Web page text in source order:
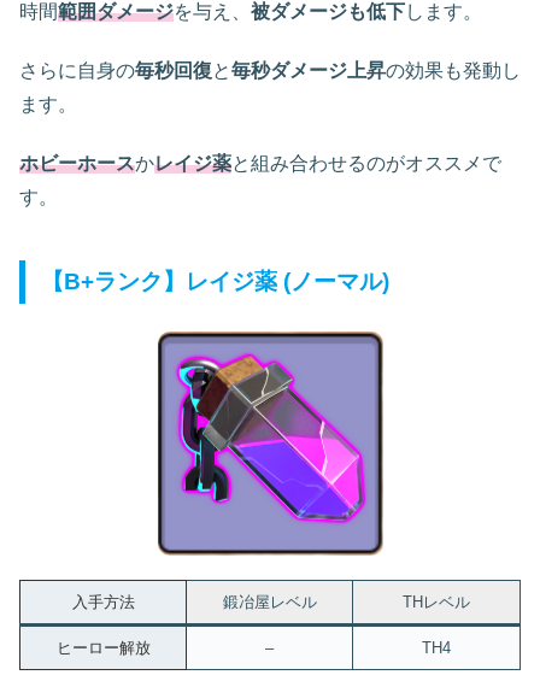
時間範囲ダメージを与え、 被ダメージも低下します。
さらに自身の毎秒回復と毎秒ダメージ上昇の効果も発動し
ます。
ホビーホースかレイジ薬と組み合わせるのがオススメで
す。
【B+ランク】レイジ薬 (ノーマル)
入手方法 鍛冶屋レベル THレベル
ヒーロー解放 – TH4